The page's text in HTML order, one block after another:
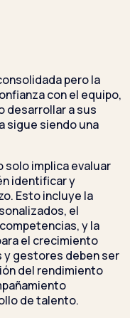
pero la
con el equipo,
desarrollar a sus
sigue siendo una
solo implica evaluar
identificar y
Esto incluye la
el
y la
el crecimiento
y gestores deben ser
del rendimiento
de talento.